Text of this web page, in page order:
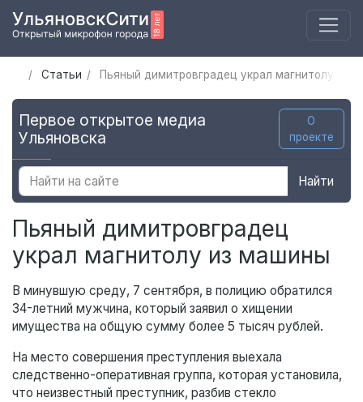
Статьи Пьяный димитровградец украл магнитолу из
Первое открытое медиа
Ульяновска
О
проекте
Найти
Пьяный димитровградец
украл магнитолу из машины
В минувшую среду, 7 сентября, в полицию обратился
34-летний мужчина, который заявил о хищении
имущества на общую сумму более 5 тысяч рублей.
На место совершения преступления выехала
следственно-оперативная группа, которая установила,
что неизвестный преступник, разбив стекло